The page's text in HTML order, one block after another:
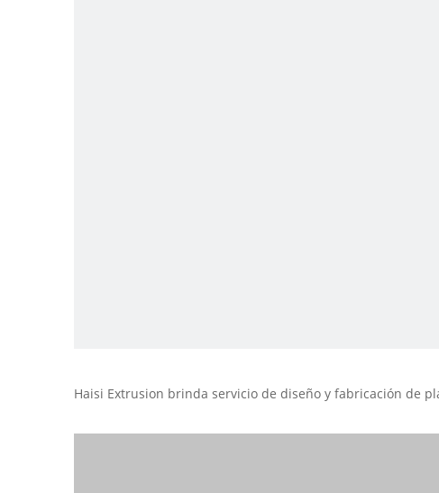
Haisi Extrusion brinda servicio de diseño y fabricación de